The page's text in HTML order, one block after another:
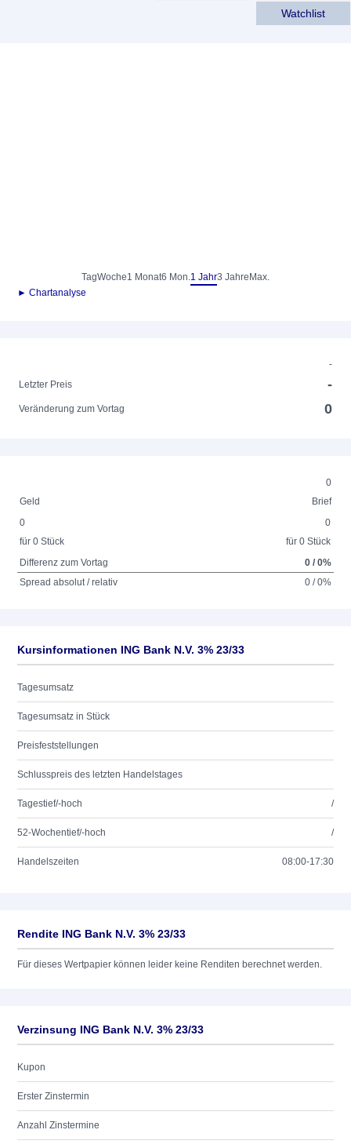
Watchlist
TagWoche1 Monat6 Mon.1 Jahr3 Jahre Max.
► Chartanalyse
-
Letzter Preis
-
Veränderung zum Vortag 0
0
Geld
Brief
0
für 0 Stück
0
für 0 Stück
Differenz zum Vortag
0 / 0%
Spread absolut / relativ
0 / 0%
Kursinformationen ING Bank N.V. 3% 23/33
Tagesumsatz
Tagesumsatz in Stück
Preisfeststellungen
Schlusspreis des letzten Handelstages
Tagestief/-hoch /
52-Wochentief/-hoch /
Handelszeiten 08:00-17:30
Rendite ING Bank N.V. 3% 23/33
Für dieses Wertpapier können leider keine Renditen berechnet werden.
Verzinsung ING Bank N.V. 3% 23/33
Kupon
Erster Zinstermin
Anzahl Zinstermine